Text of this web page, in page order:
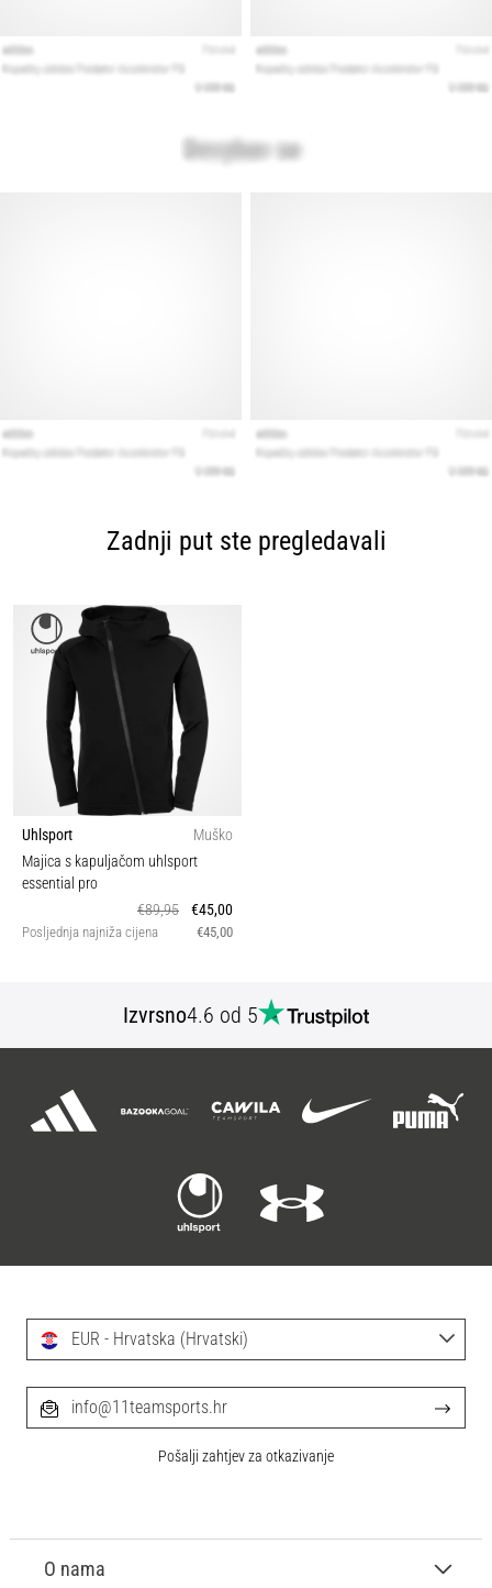
Zadnji put ste pregledavali
Uhlsport
Muško
Majica s kapuljačom uhlsport
essential pro
€89,95
€45,00
Posljednja najniža cijena €45,00
Izvrsno4.6 od 5
O nama
EUR - Hrvatska (Hrvatski)
info@11teamsports.hr
Pošalji zahtjev za otkazivanje